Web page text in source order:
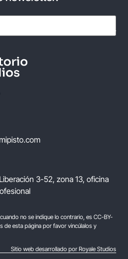
3-52, zona 13, oficina
no se indique lo contrario, es CC-BY-
de esta página por favor vincúlalos y
Sitio web desarrollado por Royale Studios